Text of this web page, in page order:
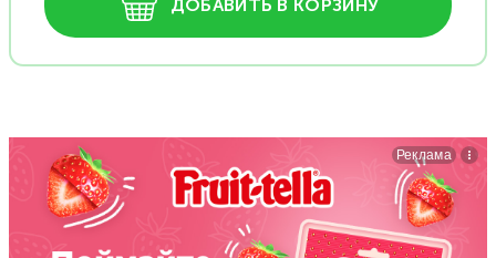
ДОБАВИТЬ В КОРЗИНУ